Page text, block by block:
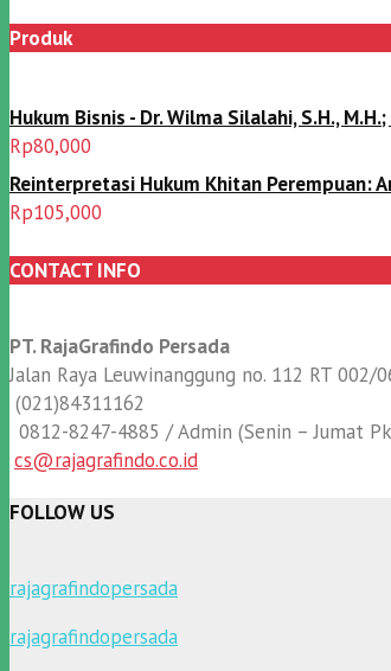
Produk
Hukum Bisnis - Dr. Wilma Silalahi, S.H.,
Rp80,000
Reinterpretasi Hukum Khitan Perempuan:
Rp105,000
CONTACT INFO
PT. RajaGrafindo Persada
Jalan Raya Leuwinanggung no. 112 RT
(021)84311162
0812-8247-4885 / Admin (Senin – Jumat
cs@rajagrafindo.co.id
FOLLOW US
rajagrafindopersada
rajagrafindopersada